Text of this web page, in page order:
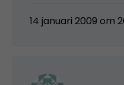
14 januari 2009 om